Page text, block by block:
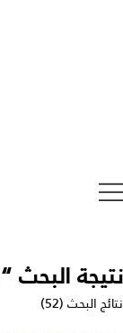
نتيجة البحث “
نتائج البحث (52)